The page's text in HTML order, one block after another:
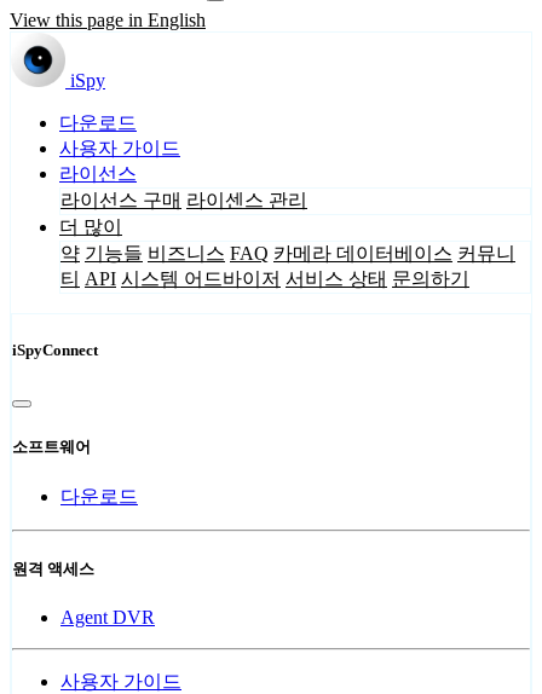
View this page in English
iSpy
다운로드
사용자 가이드
라이선스
라이선스 구매 라이센스 관리
더 많이
약 기능들 비즈니스 FAQ 카메라 데이터베이스 커뮤니
티 API 시스템 어드바이저 서비스 상태 문의하기
iSpyConnect
소프트웨어
다운로드
원격 액세스
Agent DVR
사용자 가이드